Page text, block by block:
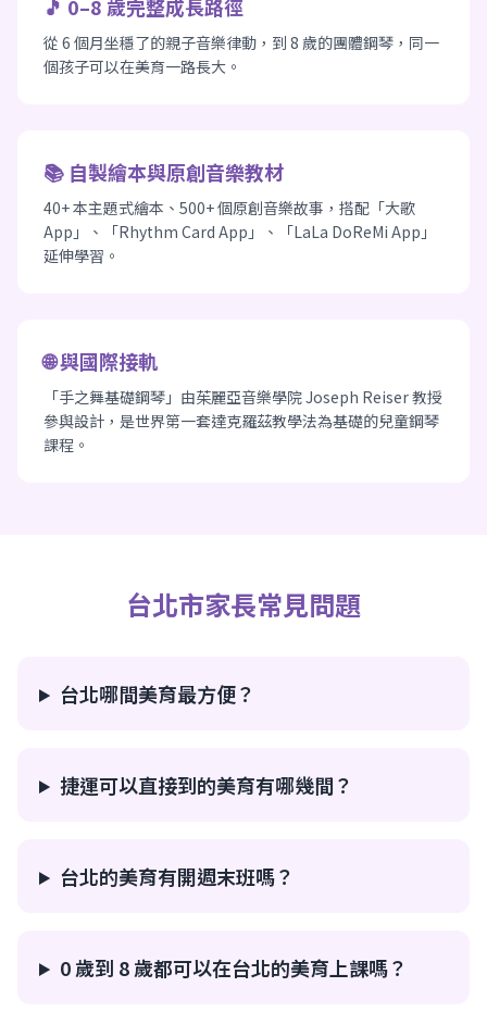
🎵 0–8 歲完整成長路徑
從 6 個月坐穩了的親子音樂律動，到 8 歲的團體鋼琴，同一
個孩子可以在美育一路長大。
📚 自製繪本與原創音樂教材
40+ 本主題式繪本、500+ 個原創音樂故事，搭配「大歌
App」、「Rhythm Card App」、「LaLa DoReMi App」
延伸學習。
🌐 與國際接軌
「手之舞基礎鋼琴」由茱麗亞音樂學院 Joseph Reiser 教授
參與設計，是世界第一套達克羅茲教學法為基礎的兒童鋼琴
課程。
台北市家長常見問題
台北哪間美育最方便？
捷運可以直接到的美育有哪幾間？
台北的美育有開週末班嗎？
0 歲到 8 歲都可以在台北的美育上課嗎？